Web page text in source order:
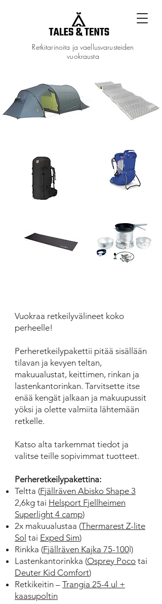
Retkitarinoita ja vaellusvarusteiden
vuokrausta
Vuokraa retkeilyvälineet koko
perheelle!
Perheretkeilypakettii pitää sisällään
tilavan ja kevyen teltan,
makuualustat, keittimen, rinkan ja
lastenkantorinkan. Tarvitsette itse
enää kengät jalkaan ja makuupussit
yöksi ja olette valmiita lähtemään
retkelle.
Katso alta tarkemmat tiedot ja
valitse teille sopivimmat tuotteet.
Perheretkeilypakettina:
Teltta (Fjällräven Abisko Shape 3
2,6kg tai Helsport Fjellheimen
Superlight 4 camp)
2x makuualustaa (Thermarest Z-lite
Sol tai Exped Sim)
Rinkka (Fjällräven Kajka 75-100 l)
Lastenkantorinkka (Osprey Poco tai
Deuter Kid Comfort)
Retkikeitin – Trangia 25-4 ul +
kaasupoltin